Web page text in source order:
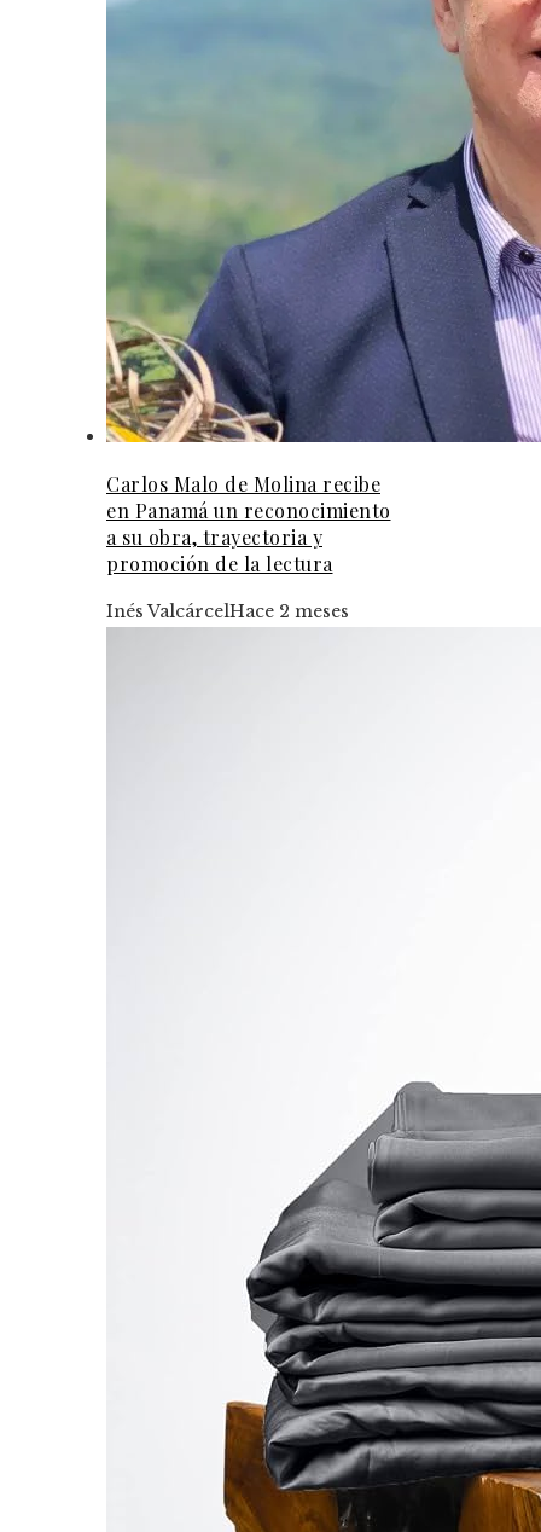
Carlos Malo de Molina recibe
en Panamá un reconocimiento
a su obra, trayectoria y
promoción de la lectura
Inés ValcárcelHace 2 meses